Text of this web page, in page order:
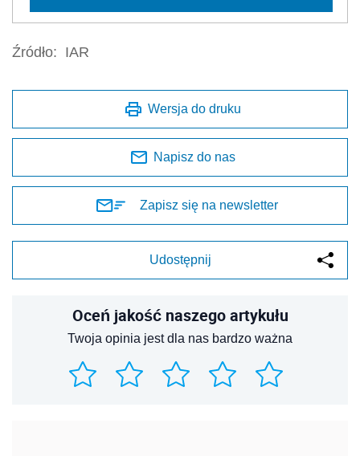
Źródło: IAR
Wersja do druku
Napisz do nas
Zapisz się na newsletter
Udostępnij
Oceń jakość naszego artykułu
Twoja opinia jest dla nas bardzo ważna